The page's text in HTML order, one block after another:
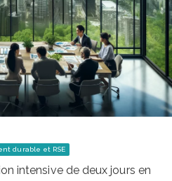
durable et RSE
intensive de deux jours en